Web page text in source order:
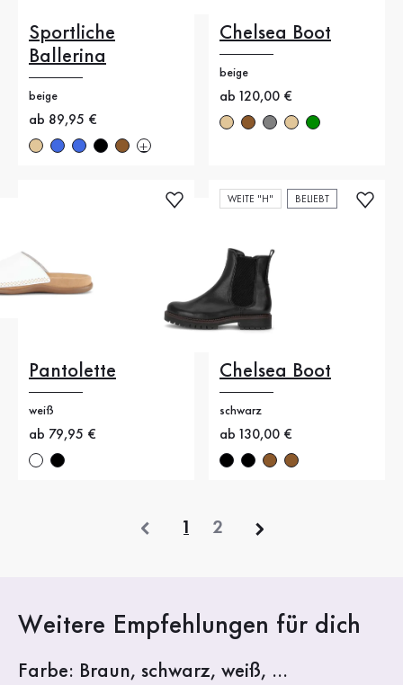
Sportliche
Ballerina
beige
Neuer Preis
ab 89,95 €
Chelsea Boot
beige
Neuer Preis
ab 120,00 €
Pantolette
weiß
Neuer Preis
ab 79,95 €
WEITE "H" BELIEBT
Chelsea Boot
schwarz
Neuer Preis
ab 130,00 €
1 2
Weitere Empfehlungen für dich
Farbe: Braun, schwarz, weiß, ...